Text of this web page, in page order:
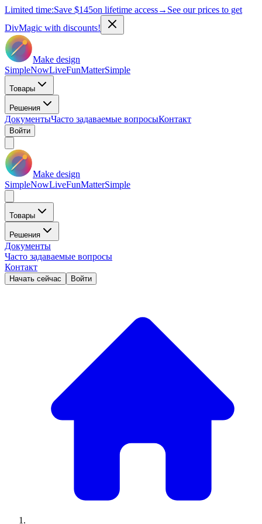
Limited time:Save $145on lifetime access→ See our prices to get
DivMagic with discounts!
Make design
SimpleNowLiveFunMatterSimple
Товары
Решения
ДокументыЧасто задаваемые вопросыКонтакт
Войти
Make design
SimpleNowLiveFunMatterSimple
Товары
Решения
Документы
Часто задаваемые вопросы
Контакт
Начать сейчас Войти